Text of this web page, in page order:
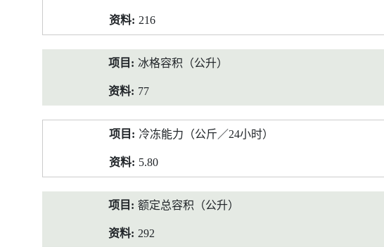
216
冰格容积（公升）
77
冷冻能力（公斤／24小时）
5.80
额定总容积（公升）
292